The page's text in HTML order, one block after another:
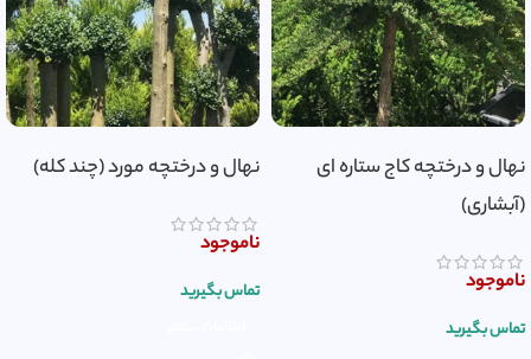
نهال و درختچه کاج ستاره ای
(آبشاری)
ناموجود
تماس بگیرید
نهال و درختچه مورد (چند کله)
ناموجود
تماس بگیرید